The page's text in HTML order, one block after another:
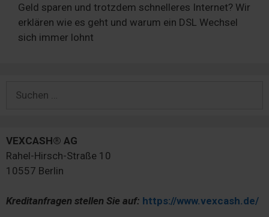
Geld sparen und trotzdem schnelleres Internet? Wir
erklären wie es geht und warum ein DSL Wechsel
sich immer lohnt
nach:
VEXCASH® AG
Rahel-Hirsch-Straße 10
10557 Berlin
Kreditanfragen stellen Sie auf: https://www.vexcash.de/